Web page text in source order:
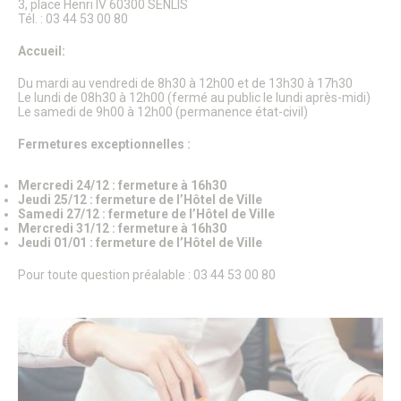
Patrimoine architectural
Pays d’Art & d’Histoire
Les journées Européennes du Patrimoine
Le Sentier des Faubourgs de Senlis
Senlis, ville de Cinéma – Infos pratiques
Fonds de dotation
Senlis, ville connectée
Application officielle de la ville
Senlis Ensemble
FOCUS – Le Pays d’Art et d’Histoire
Musées de Senlis – Guide d’activités
PARCOURS – Sur les traces de la Grande Guerre
Lettre aux Senlisiens
Signaler un problème de distribution
LA MAIRIE
Le Maire
Discours du Maire
Les élus
Vie de la municipalité
3, place Henri IV 60300 SENLIS
Tél. : 03 44 53 00 80
Accueil:
Du mardi au vendredi de 8h30 à 12h00 et de 13h30 à 17h30
Le lundi de 08h30 à 12h00 (fermé au public le lundi après-midi)
Le samedi de 9h00 à 12h00 (permanence état-civil)
Fermetures exceptionnelles :
Mercredi 24/12 : fermeture à 16h30
Jeudi 25/12 : fermeture de l’Hôtel de Ville
Samedi 27/12 : fermeture de l’Hôtel de Ville
Mercredi 31/12 : fermeture à 16h30
Jeudi 01/01 : fermeture de l’Hôtel de Ville
Pour toute question préalable : 03 44 53 00 80